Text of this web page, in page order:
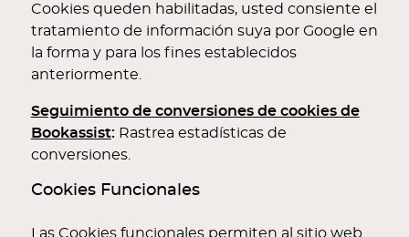
Cookies queden habilitadas, usted consiente el
tratamiento de información suya por Google en
la forma y para los fines establecidos
anteriormente.
Seguimiento de conversiones de cookies de
Bookassist:Rastrea estadísticas de
conversiones.
Cookies Funcionales
Las Cookies funcionales permiten al sitio web